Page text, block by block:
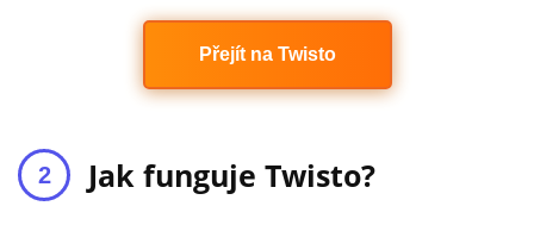
Přejít na Twisto
Jak funguje Twisto?